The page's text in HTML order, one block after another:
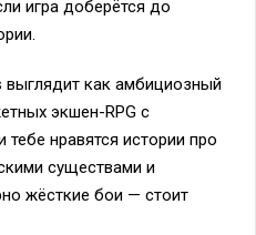
игра доберётся до
как амбициозный
экшен-RPG с
нравятся истории про
существами и
жёсткие бои — стоит